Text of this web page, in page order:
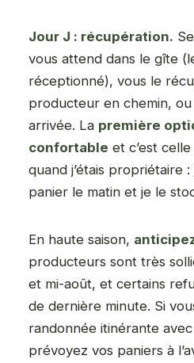
Jour J : récupération.
vous attend dans le gîte
réceptionné), vous le
producteur en chemin,
arrivée. La première
confortable et c’est
quand j’étais propriétaire
panier le matin et je le
En haute saison,
producteurs sont très
et mi-août, et certains
de dernière minute. Si
randonnée itinérante
prévoyez vos paniers à